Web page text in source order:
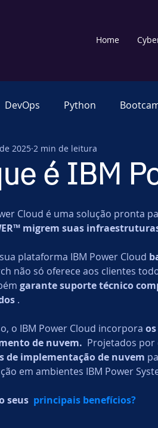
Home
DevOps Python
Web 3.0 Multiverso
é IBM
2025 2 min de leitura
Cloud é uma solução pronta
migrem suas
plataforma IBM Power Cloud
não só oferece aos clientes
garante suporte técnico
.
o IBM Power Cloud incorpora
de nuvem. Projetados por
de implementação de nuvem
em ambientes IBM Power
seus principais benefícios?